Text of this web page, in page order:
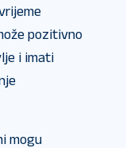
pozitivno
i imati
mogu